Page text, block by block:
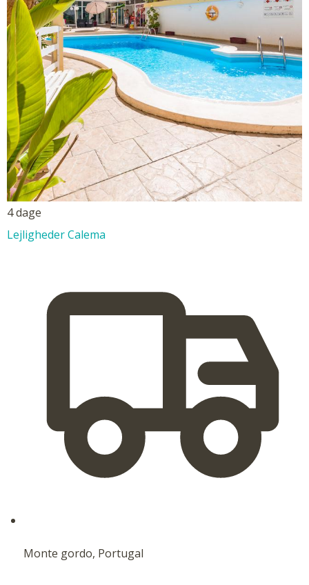
4 dage
Lejligheder Calema
Monte gordo, Portugal